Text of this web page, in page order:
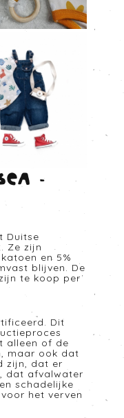
-
Duitse
Ze zijn
en 5%
blijven. De
te koop per
Dit
alleen of de
maar ook dat
zijn, dat er
dat afvalwater
schadelijke
het verven